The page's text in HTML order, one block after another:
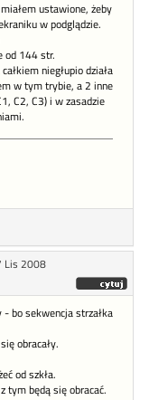
ustawione, żeby
w podglądzie.
od 144 str.
niegłupio działa
w tym trybie, a 2 inne
C2, C3) i w zasadzie
Lis 2008
- bo sekwencja strzałka
obracały.
od szkła.
tym będą się obracać.